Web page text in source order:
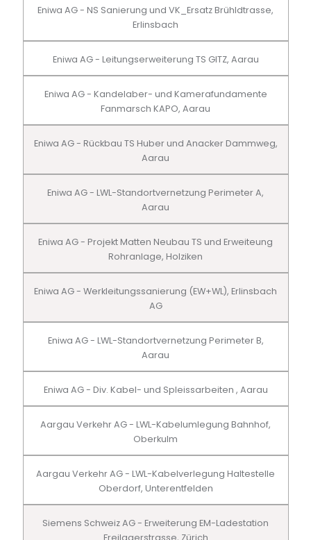
Eniwa AG - NS Sanierung und VK_Ersatz Brühldtrasse,
Erlinsbach
Eniwa AG - Leitungserweiterung TS GITZ, Aarau
Eniwa AG - Kandelaber- und Kamerafundamente
Fanmarsch KAPO, Aarau
Eniwa AG - Rückbau TS Huber und Anacker Dammweg,
Aarau
Eniwa AG - LWL-Standortvernetzung Perimeter A,
Aarau
Eniwa AG - Projekt Matten Neubau TS und Erweiteung
Rohranlage, Holziken
Eniwa AG - Werkleitungssanierung (EW+WL), Erlinsbach
AG
Eniwa AG - LWL-Standortvernetzung Perimeter B,
Aarau
Eniwa AG - Div. Kabel- und Spleissarbeiten , Aarau
Aargau Verkehr AG - LWL-Kabelumlegung Bahnhof,
Oberkulm
Aargau Verkehr AG - LWL-Kabelverlegung Haltestelle
Oberdorf, Unterentfelden
Siemens Schweiz AG - Erweiterung EM-Ladestation
Freilagerstrasse, Zürich